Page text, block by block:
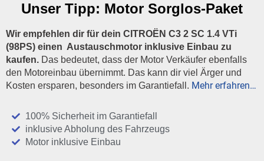
Unser Tipp: Motor Sorglos-Paket
Wir empfehlen dir für dein CITROËN C3 2 SC 1.4 VTi
(98PS) einen Austauschmotor inklusive Einbau zu
kaufen. Das bedeutet, dass der Motor Verkäufer ebenfalls
den Motoreinbau übernimmt. Das kann dir viel Ärger und
Kosten ersparen, besonders im Garantiefall. Mehr erfahren…
100% Sicherheit im Garantiefall
inklusive Abholung des Fahrzeugs
Motor inklusive Einbau